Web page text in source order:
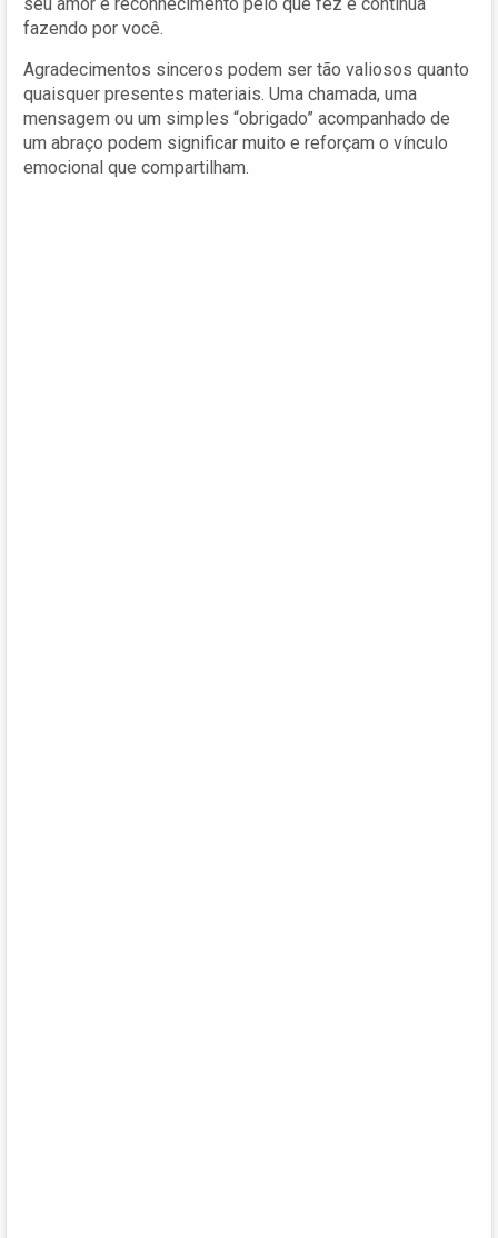
fazendo por você.
Agradecimentos sinceros podem ser tão valiosos quanto
quaisquer presentes materiais. Uma chamada, uma
mensagem ou um simples “obrigado” acompanhado de
um abraço podem significar muito e reforçam o vínculo
emocional que compartilham.